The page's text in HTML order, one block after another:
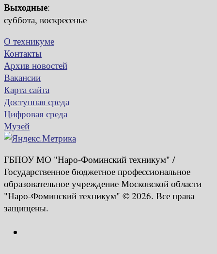
Выходные:
суббота, воскресенье
О техникуме
Контакты
Архив новостей
Вакансии
Карта сайта
Доступная среда
Цифровая среда
Музей
ГБПОУ МО "Наро-Фоминский техникум" /
Государственное бюджетное профессиональное
образовательное учреждение Московской области
"Наро-Фоминский техникум" © 2026. Все права
защищены.